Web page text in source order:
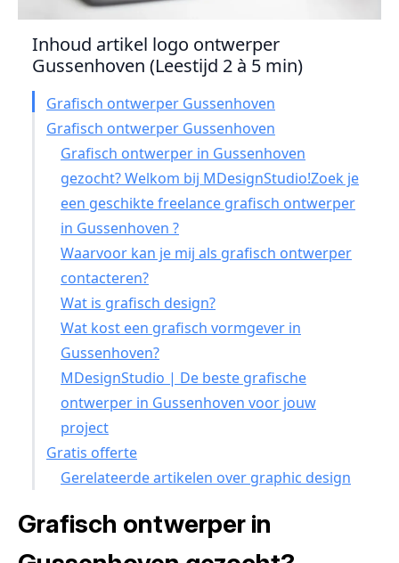
Inhoud artikel logo ontwerper
Gussenhoven (Leestijd 2 à 5 min)
Grafisch ontwerper Gussenhoven
Grafisch ontwerper Gussenhoven
Grafisch ontwerper in Gussenhoven
gezocht? Welkom bij MDesignStudio!Zoek je
een geschikte freelance grafisch ontwerper
in Gussenhoven ?
Waarvoor kan je mij als grafisch ontwerper
contacteren?
Wat is grafisch design?
Wat kost een grafisch vormgever in
Gussenhoven?
MDesignStudio | De beste grafische
ontwerper in Gussenhoven voor jouw
project
Gratis offerte
Gerelateerde artikelen over graphic design
Grafisch ontwerper in